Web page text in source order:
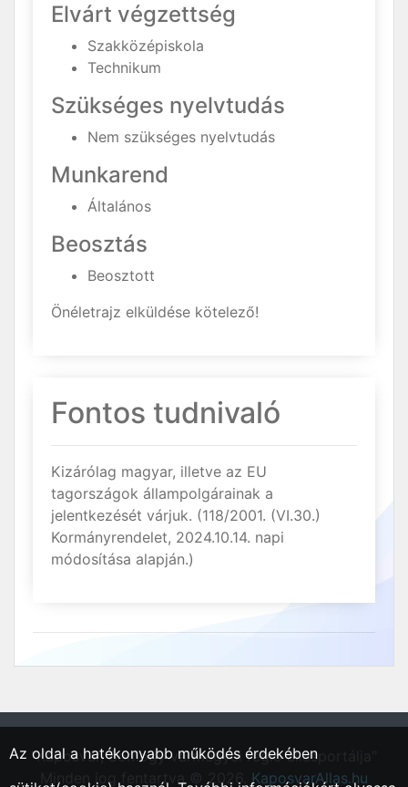
Elvárt végzettség
Szakközépiskola
Technikum
Szükséges nyelvtudás
Nem szükséges nyelvtudás
Munkarend
Általános
Beosztás
Beosztott
Önéletrajz elküldése kötelező!
Fontos tudnivaló
Kizárólag magyar, illetve az EU
tagországok állampolgárainak a
jelentkezését várjuk. (118/2001. (VI.30.)
Kormányrendelet, 2024.10.14. napi
módosítása alapján.)
"Kaposvár, Somogy vármegyei régió állásportálja"
Minden jog fentartva © 2026. KaposvarAllas.hu
Az oldal a hatékonyabb működés érdekében